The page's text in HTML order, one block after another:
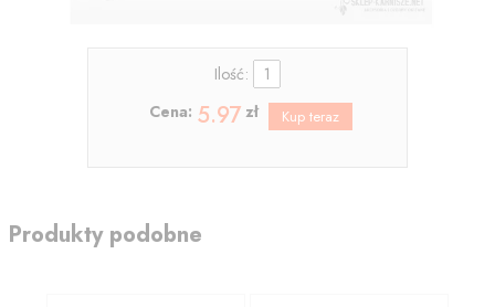
Ilość:
Cena: 5.97zł
Produkty podobne